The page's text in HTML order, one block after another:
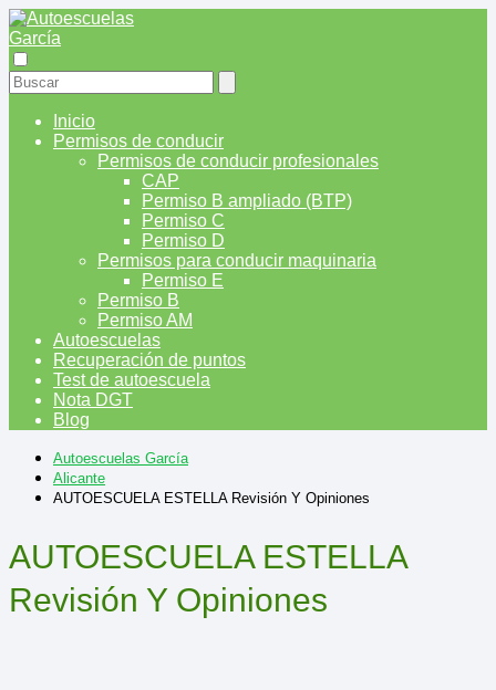
Inicio
Permisos de conducir
Permisos de conducir profesionales
CAP
Permiso B ampliado (BTP)
Permiso C
Permiso D
Permisos para conducir maquinaria
Permiso E
Permiso B
Permiso AM
Autoescuelas
Recuperación de puntos
Test de autoescuela
Nota DGT
Blog
Autoescuelas García
Alicante
AUTOESCUELA ESTELLA Revisión Y Opiniones
AUTOESCUELA ESTELLA
Revisión Y Opiniones